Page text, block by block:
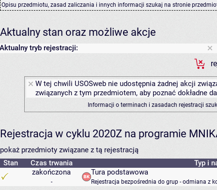
Opisu przedmiotu, zasad zaliczania i innych informacji szukaj na stronie
Aktualny stan oraz możliwe akcje
Aktualny tryb rejestracji:
W tej chwili USOSweb nie udostępnia żadnej akcji
związanych z tym przedmiotem, aby poznać dokładne
Informacji o terminach i zasadach rejestracji
Rejestracja w cyklu 2020Z na programie
pokaż przedmioty związane z tą rejestracją
Stan
Czas trwania
Typ i
zakończona
-
Tura podstawowa
Rejestracja bezpośrednia do grup - odmiana z